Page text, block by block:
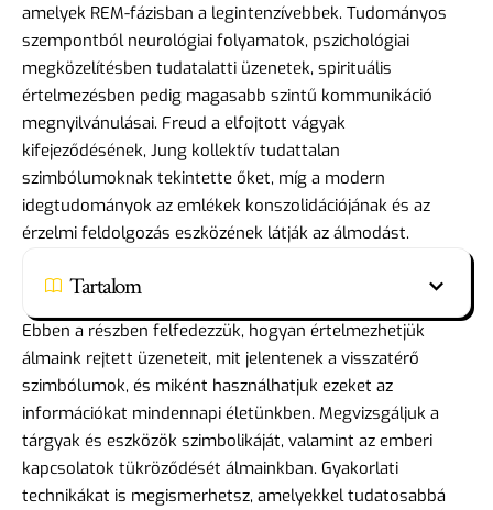
amelyek REM-fázisban a legintenzívebbek. Tudományos
szempontból neurológiai folyamatok, pszichológiai
megközelítésben tudatalatti üzenetek, spirituális
értelmezésben pedig magasabb szintű kommunikáció
megnyilvánulásai. Freud a elfojtott vágyak
kifejeződésének, Jung kollektív tudattalan
szimbólumoknak tekintette őket, míg a modern
idegtudományok az emlékek konszolidációjának és az
érzelmi feldolgozás eszközének látják az álmodást.
Tartalom
Ebben a részben felfedezzük, hogyan értelmezhetjük
álmaink rejtett üzeneteit, mit jelentenek a visszatérő
szimbólumok, és miként használhatjuk ezeket az
információkat mindennapi életünkben. Megvizsgáljuk a
tárgyak és eszközök szimbolikáját, valamint az emberi
kapcsolatok tükröződését álmainkban. Gyakorlati
technikákat is megismerhetsz, amelyekkel tudatosabbá